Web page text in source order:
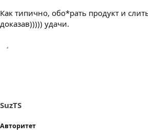
Как типично, обо*рать продукт и
доказав))))) удачи.
SuzTS
Авторитет